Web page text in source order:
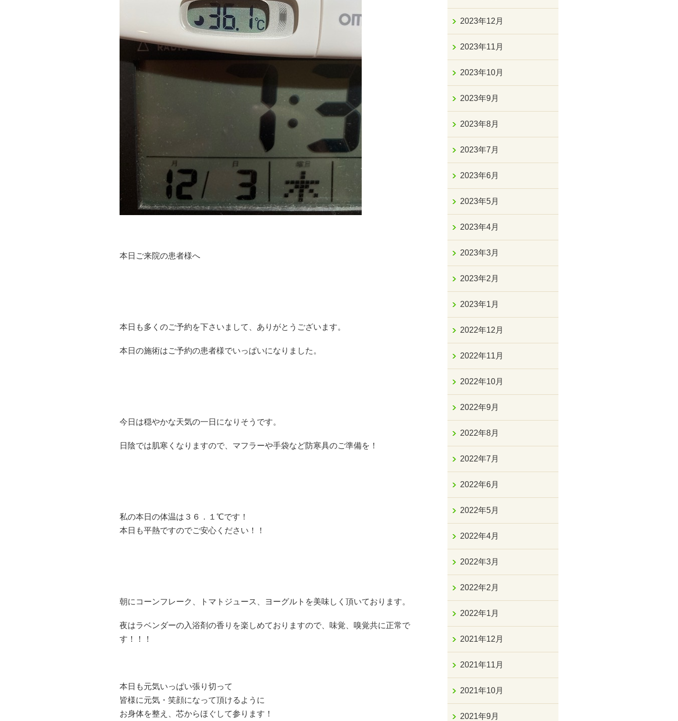
本日ご来院の患者様へ
本日も多くのご予約を下さいまして、ありがとうございます。
本日の施術はご予約の患者様でいっぱいになりました。
今日は穏やかな天気の一日になりそうです。
日陰では肌寒くなりますので、マフラーや手袋など防寒具のご準備を！
私の本日の体温は３６．１℃です！
本日も平熱ですのでご安心ください！！
朝にコーンフレーク、トマトジュース、ヨーグルトを美味しく頂いております。
夜はラベンダーの入浴剤の香りを楽しめておりますので、味覚、嗅覚共に正常で
す！！！
本日も元気いっぱい張り切って
皆様に元気・笑顔になって頂けるように
お身体を整え、芯からほぐして参ります！
2023年12月
2023年11月
2023年10月
2023年9月
2023年8月
2023年7月
2023年6月
2023年5月
2023年4月
2023年3月
2023年2月
2023年1月
2022年12月
2022年11月
2022年10月
2022年9月
2022年8月
2022年7月
2022年6月
2022年5月
2022年4月
2022年3月
2022年2月
2022年1月
2021年12月
2021年11月
2021年10月
2021年9月